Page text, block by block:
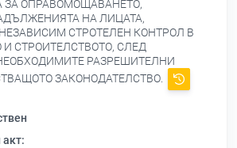
ЗА ОПРАВОМОЩАВАНЕТО,
НА ЛИЦАТА,
СТРОТЕЛЕН КОНТРОЛ В
И СТРОИТЕЛСТВОТО, СЛЕД
РАЗРЕШИТЕЛНИ
ЗАКОНОДАТЕЛСТВО.
акт: